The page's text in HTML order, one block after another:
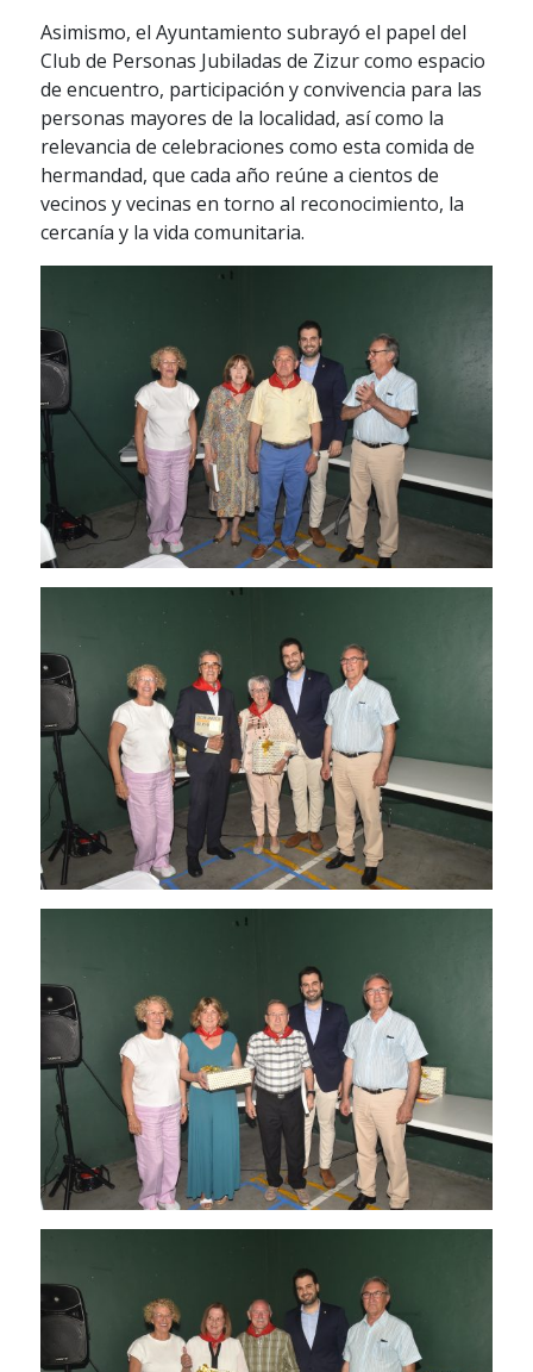
Asimismo, el Ayuntamiento subrayó el papel del
Club de Personas Jubiladas de Zizur como espacio
de encuentro, participación y convivencia para las
personas mayores de la localidad, así como la
relevancia de celebraciones como esta comida de
hermandad, que cada año reúne a cientos de
vecinos y vecinas en torno al reconocimiento, la
cercanía y la vida comunitaria.